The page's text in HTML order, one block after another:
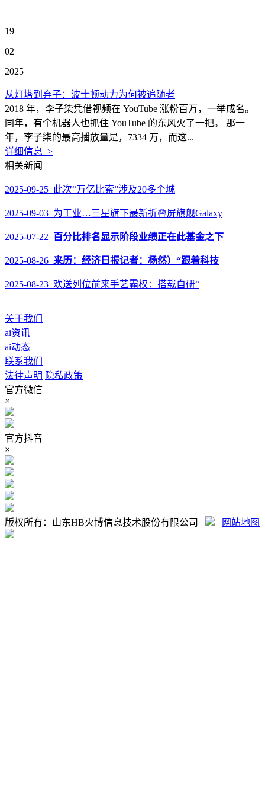
19
02
2025
从灯塔到弃子：波士顿动力为何被追随者
2018 年，李子柒凭借视频在 YouTube 涨粉百万，一举成名。
同年，有个机器人也抓住 YouTube 的东风火了一把。 那一
年，李子柒的最高播放量是，7334 万，而这...
详细信息 >
相关新闻
2025-09-25 此次“万亿比索”涉及20多个城
2025-09-03 为工业…三星旗下最新折叠屏旗舰Galaxy
2025-07-22 百分比排名显示阶段业绩正在此基金之下
2025-08-26 来历：经济日报记者：杨然）“跟着科技
2025-08-23 欢送列位前来‌手艺霸权：‌搭载自研“
关于我们
ai资讯
ai动态
联系我们
法律声明 隐私政策
官方微信
×
官方抖音
×
版权所有：山东HB火博信息技术股份有限公司 网站地图